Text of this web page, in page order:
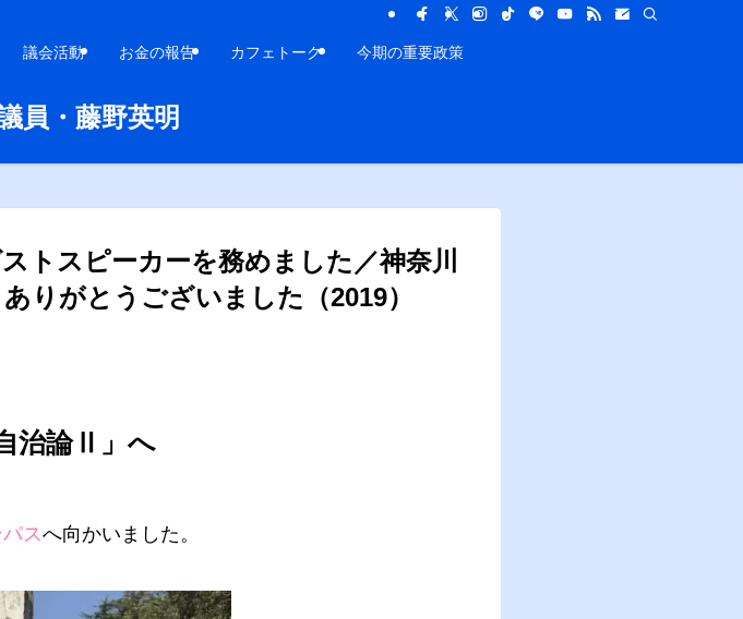
員・藤野英明
議会活動 お金の報告 カフェトーク 今期の重要政策
トスピーカーを務めました／神奈川
りがとうございました（2019）
治論Ⅱ」へ
スへ向かいました。